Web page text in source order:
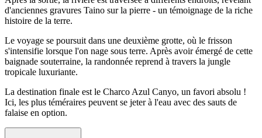
d'anciennes gravures Taino sur la pierre - un témoignage de la riche
histoire de la terre.
Le voyage se poursuit dans une deuxième grotte, où le frisson
s'intensifie lorsque l'on nage sous terre. Après avoir émergé de cette
baignade souterraine, la randonnée reprend à travers la jungle
tropicale luxuriante.
La destination finale est le Charco Azul Canyo, un favori absolu !
Ici, les plus téméraires peuvent se jeter à l'eau avec des sauts de
falaise en option.